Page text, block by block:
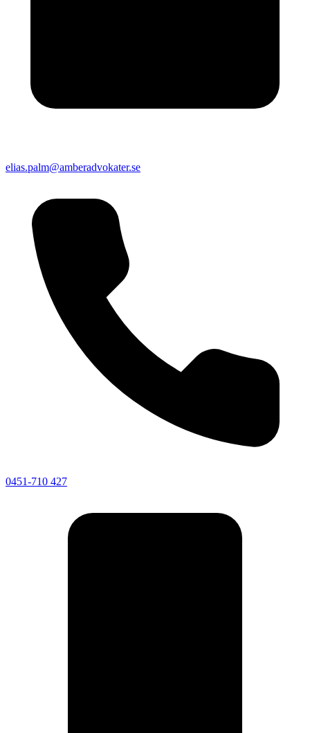
elias.palm@amberadvokater.se
0451-710 427